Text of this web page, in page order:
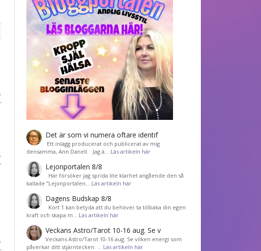
Det är som vi numera oftare identif
͏ Ett inlägg producerat och publicerat av mig
densamma, Ann Danell. Jag ä… Läs artikeln här
Lejonportalen 8/8
Här försöker jag sprida lite klarhet angående den så
kallade ”Lejonportalen… Läs artikeln här
Dagens Budskap 8/8
Kort 1 kan betyda att du behöver ta tillbaka din egen
kraft och skapa m… Läs artikeln här
Veckans Astro/Tarot 10-16 aug. Se v
Veckans Astro/Tarot 10-16 aug. Se vilken energi som
påverkar ditt stjärntecken. … Läs artikeln här